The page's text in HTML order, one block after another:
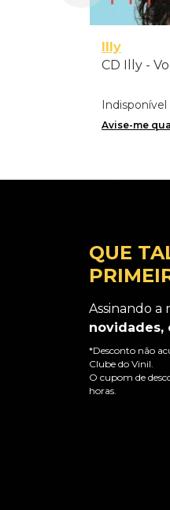
Illy
CD Illy -
Indisponível
Avise-me
QUE
Assinando
novidades,
*Desconto não
Clube do Vinil.
O cupom de
horas.